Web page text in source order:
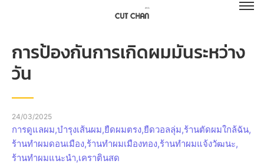
การป้องกันการเกิดผมมันระหว่าง
วัน
24/03/2025
การดูแลผม,บำรุงเส้นผม,ยืดผมตรง,ยืดวอลลุ่ม,ร้านตัดผมใกล้ฉัน,
ร้านทำผมดอนเมือง,ร้านทำผมเมืองทอง,ร้านทำผมแจ้งวัฒนะ,
ร้านทำผมแนะนำ,เคราตินสด